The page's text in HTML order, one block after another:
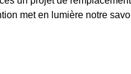
met en lumière notre